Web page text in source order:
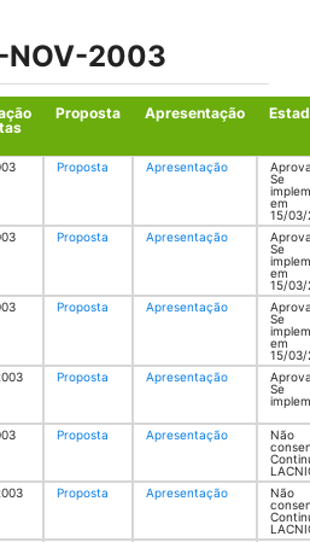
NOV-2003
Proposta Apresentação
Proposta Apresentação
Se
em
15/03/
Proposta Apresentação
Se
em
15/03/
Proposta Apresentação
Se
em
15/03/
Proposta Apresentação
Se
Proposta Apresentação
Não
Proposta Apresentação
Não